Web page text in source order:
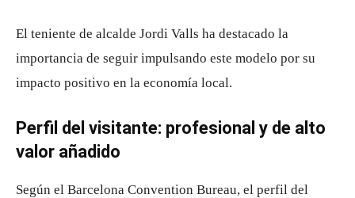
El teniente de alcalde Jordi Valls ha destacado la
importancia de seguir impulsando este modelo por su
impacto positivo en la economía local.
Perfil del visitante: profesional y de alto
valor añadido
Según el Barcelona Convention Bureau, el perfil del